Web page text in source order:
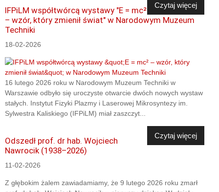
Czytaj więcej
IFPiLM współtwórcą wystawy "E = mc²
– wzór, który zmienił świat" w Narodowym Muzeum
Techniki
18-02-2026
16 lutego 2026 roku w Narodowym Muzeum Techniki w
Warszawie odbyło się uroczyste otwarcie dwóch nowych wystaw
stałych. Instytut Fizyki Plazmy i Laserowej Mikrosyntezy im.
Sylwestra Kaliskiego (IFPiLM) miał zaszczyt...
Czytaj więcej
Odszedł prof. dr hab. Wojciech
Nawrocik (1938–2026)
11-02-2026
Z głębokim żalem zawiadamiamy, że 9 lutego 2026 roku zmarł